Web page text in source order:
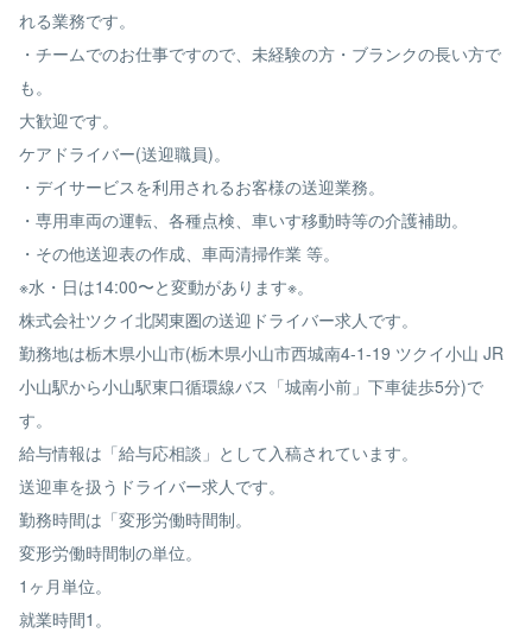
れる業務です。
・チームでのお仕事ですので、未経験の方・ブランクの長い方で
も。
大歓迎です。
ケアドライバー(送迎職員)。
・デイサービスを利用されるお客様の送迎業務。
・専用車両の運転、各種点検、車いす移動時等の介護補助。
・その他送迎表の作成、車両清掃作業 等。
※水・日は14:00〜と変動があります※。
株式会社ツクイ北関東圏の送迎ドライバー求人です。
勤務地は栃木県小山市(栃木県小山市西城南4-1-19 ツクイ小山 JR
小山駅から小山駅東口循環線バス「城南小前」下車徒歩5分)で
す。
給与情報は「給与応相談」として入稿されています。
送迎車を扱うドライバー求人です。
勤務時間は「変形労働時間制。
変形労働時間制の単位。
1ヶ月単位。
就業時間1。